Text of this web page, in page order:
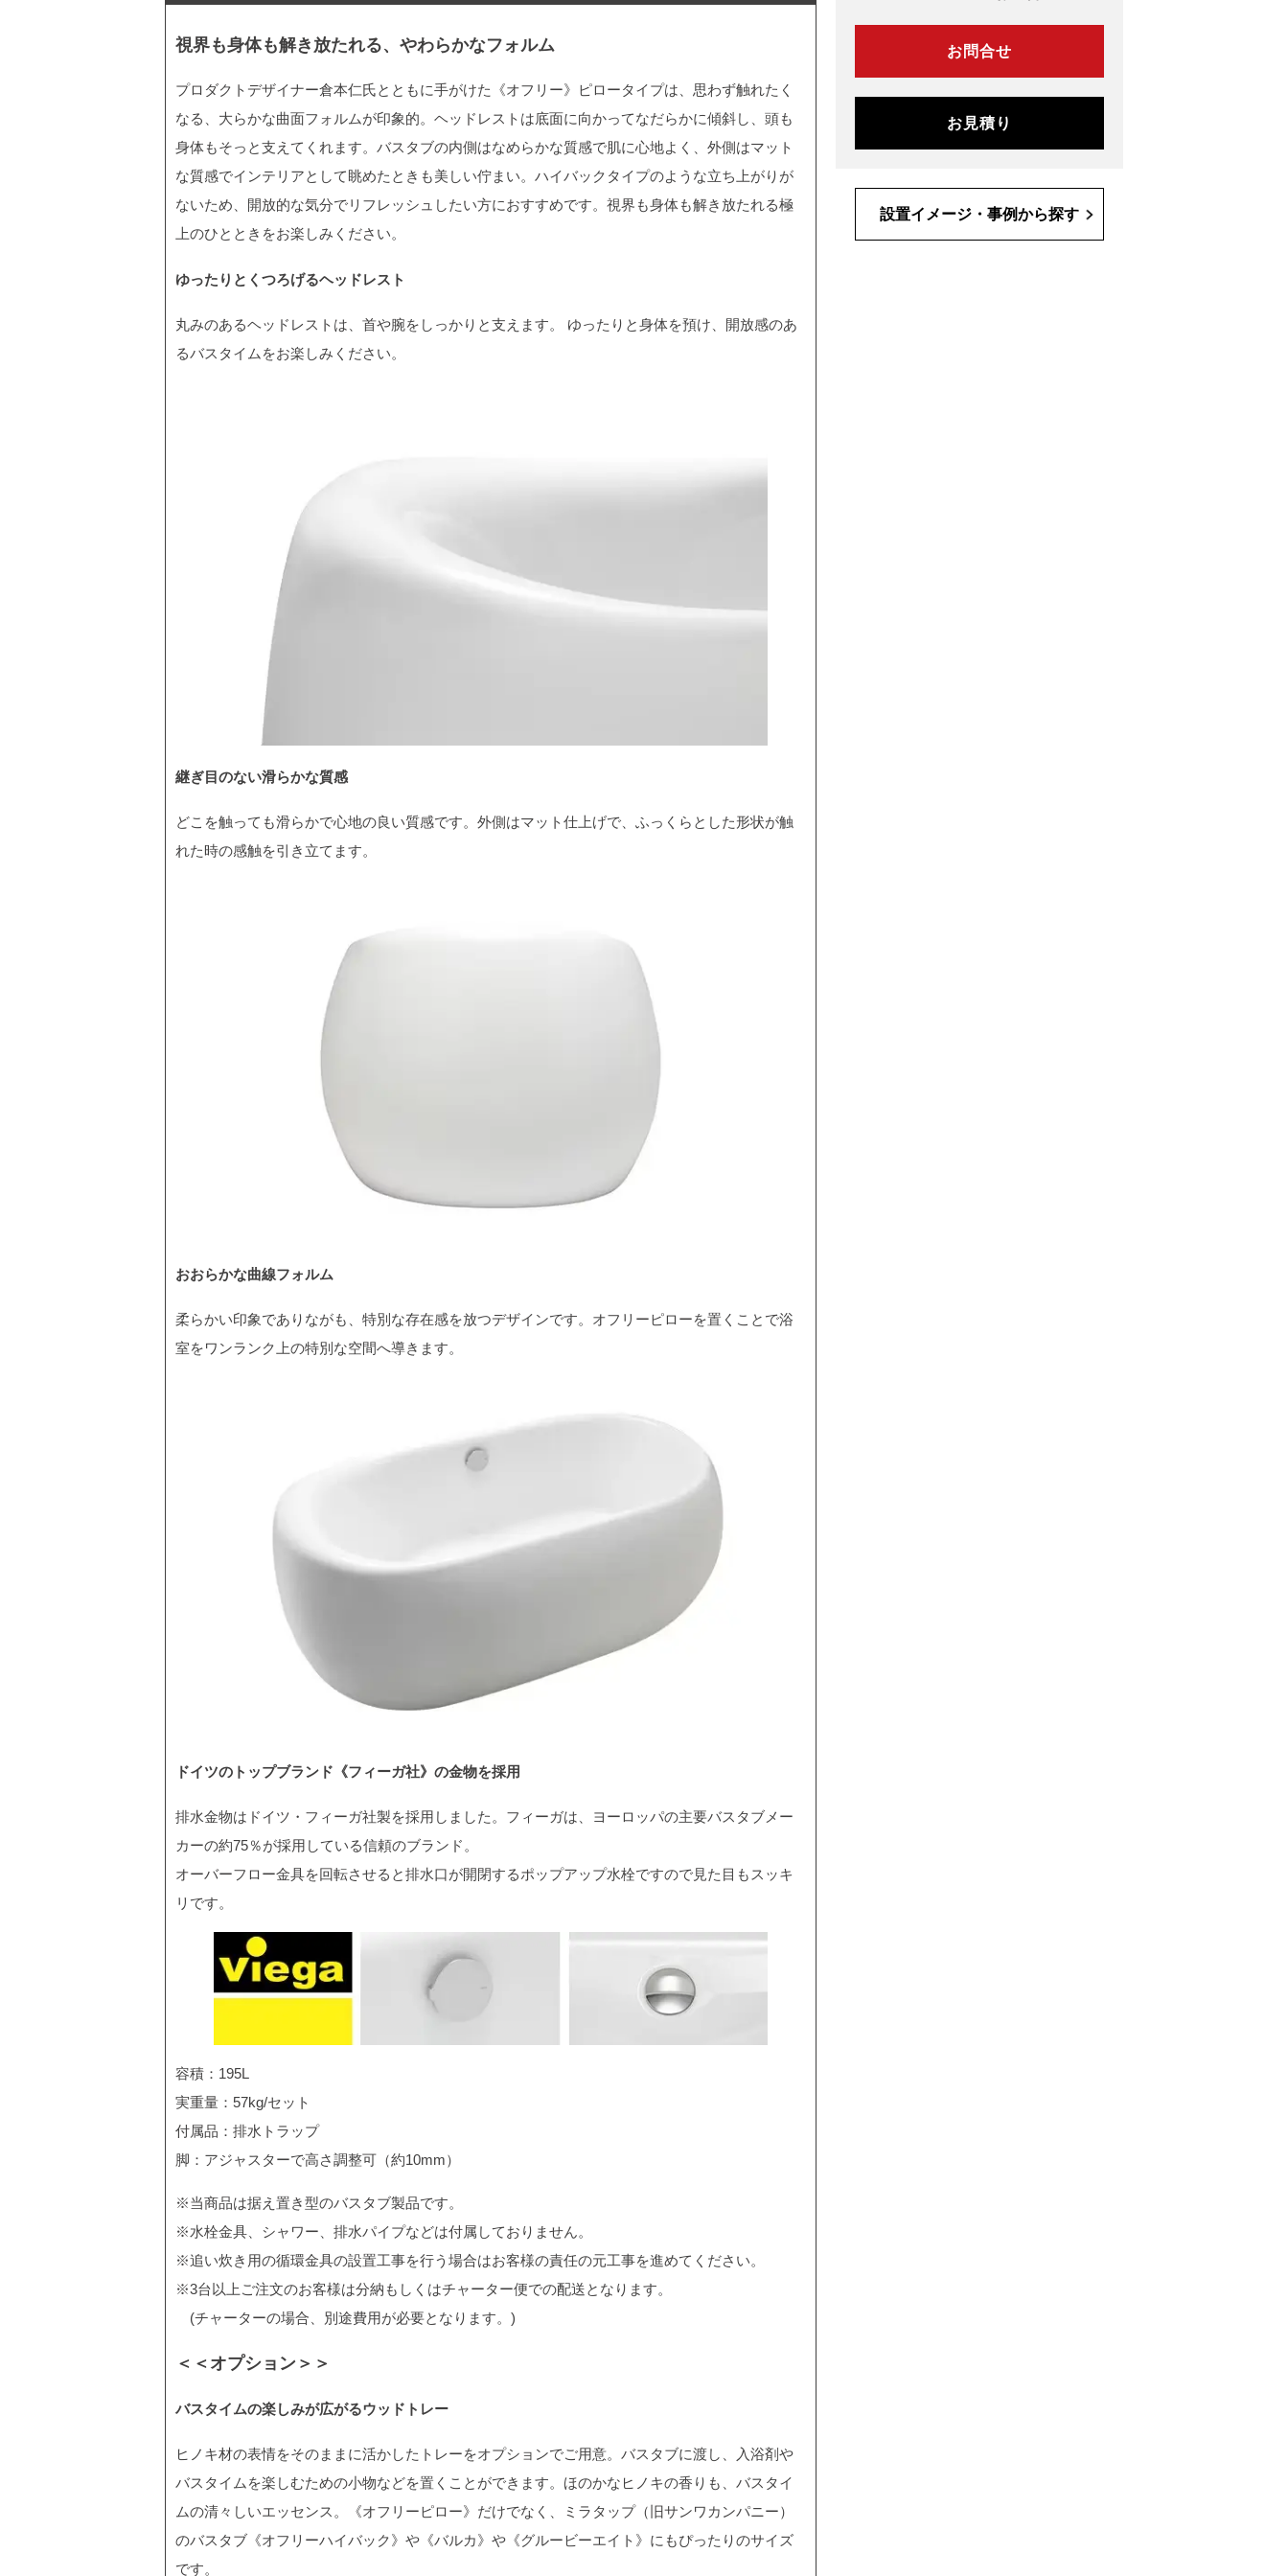
視界も身体も解き放たれる、やわらかなフォルム
プロダクトデザイナー倉本仁氏とともに手がけた《オフリー》ピロータイプは、思わず触れたく
なる、大らかな曲面フォルムが印象的。ヘッドレストは底面に向かってなだらかに傾斜し、頭も
身体もそっと支えてくれます。バスタブの内側はなめらかな質感で肌に心地よく、外側はマット
な質感でインテリアとして眺めたときも美しい佇まい。ハイバックタイプのような立ち上がりが
ないため、開放的な気分でリフレッシュしたい方におすすめです。視界も身体も解き放たれる極
上のひとときをお楽しみください。
ゆったりとくつろげるヘッドレスト
丸みのあるヘッドレストは、首や腕をしっかりと支えます。 ゆったりと身体を預け、開放感のあ
るバスタイムをお楽しみください。
継ぎ目のない滑らかな質感
どこを触っても滑らかで心地の良い質感です。外側はマット仕上げで、ふっくらとした形状が触
れた時の感触を引き立てます。
おおらかな曲線フォルム
柔らかい印象でありながも、特別な存在感を放つデザインです。オフリーピローを置くことで浴
室をワンランク上の特別な空間へ導きます。
ドイツのトップブランド《フィーガ社》の金物を採用
排水金物はドイツ・フィーガ社製を採用しました。フィーガは、ヨーロッパの主要バスタブメー
カーの約75％が採用している信頼のブランド。
オーバーフロー金具を回転させると排水口が開閉するポップアップ水栓ですので見た目もスッキ
リです。
容積：195L
実重量：57kg/セット
付属品：排水トラップ
脚：アジャスターで高さ調整可（約10mm）
※当商品は据え置き型のバスタブ製品です。
※水栓金具、シャワー、排水パイプなどは付属しておりません。
※追い炊き用の循環金具の設置工事を行う場合はお客様の責任の元工事を進めてください。
※3台以上ご注文のお客様は分納もしくはチャーター便での配送となります。
(チャーターの場合、別途費用が必要となります。)
＜＜オプション＞＞
バスタイムの楽しみが広がるウッドトレー
ヒノキ材の表情をそのままに活かしたトレーをオプションでご用意。バスタブに渡し、入浴剤や
バスタイムを楽しむための小物などを置くことができます。ほのかなヒノキの香りも、バスタイ
ムの清々しいエッセンス。《オフリーピロー》だけでなく、ミラタップ（旧サンワカンパニー）
のバスタブ《オフリーハイバック》や《バルカ》や《グルービーエイト》にもぴったりのサイズ
です。
お問合せ
お見積り
設置イメージ・事例から探す